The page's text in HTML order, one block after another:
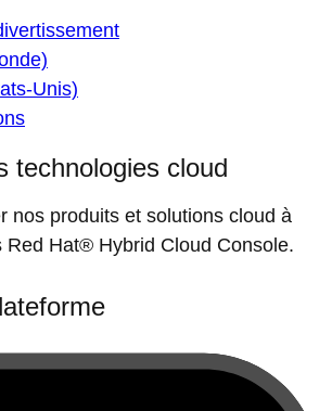
Unis)
technologies cloud
nos produits et solutions cloud à
Red Hat® Hybrid Cloud Console.